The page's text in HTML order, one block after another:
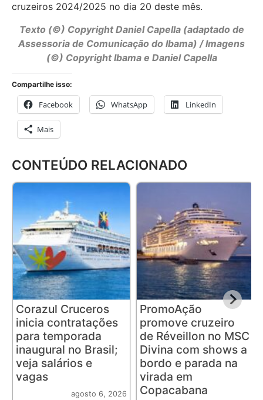
cruzeiros 2024/2025 no dia 20 deste mês.
Texto (©) Copyright Daniel Capella (adaptado de
Assessoria de Comunicação do Ibama) / Imagens
(©) Copyright Ibama e Daniel Capella
Compartilhe isso:
Facebook WhatsApp LinkedIn
Mais
CONTEÚDO RELACIONADO
Corazul Cruceros
inicia contratações
para temporada
inaugural no Brasil;
veja salários e
vagas
agosto 6, 2026
PromoAção
promove cruzeiro
de Réveillon no MSC
Divina com shows a
bordo e parada na
virada em
Copacabana